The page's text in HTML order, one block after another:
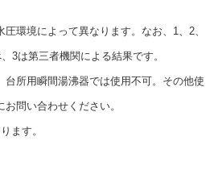
環境によって異なります。なお、1、2、
3は第三者機関による結果です。
所用瞬間湯沸器では使用不可。その他使
お問い合わせください。
ます。